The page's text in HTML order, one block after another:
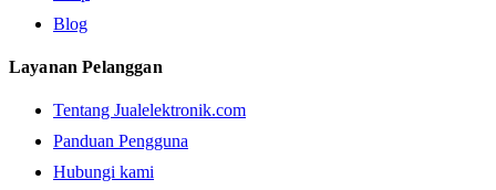
Blog
Layanan Pelanggan
Tentang Jualelektronik.com
Panduan Pengguna
Hubungi kami